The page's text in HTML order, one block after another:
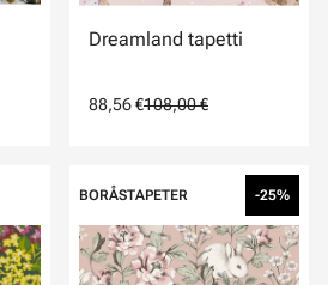
Dreamland tapetti
88,56 €108,00 €
BORÅSTAPETER -25%